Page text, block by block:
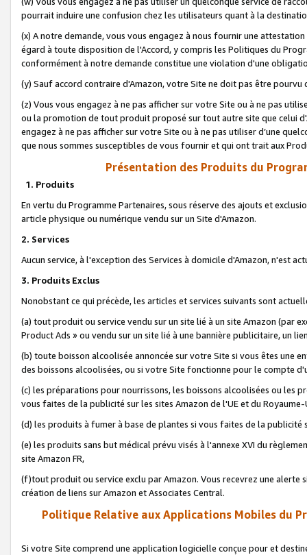
pourrait induire une confusion chez les utilisateurs quant à la
(x) A notre demande, vous vous engagez à nous fournir une
égard à toute disposition de l'Accord, y compris les Politiques du
conformément à notre demande constitue une violation d'une
(y) Sauf accord contraire d'Amazon, votre Site ne doit pas être
(z) Vous vous engagez à ne pas afficher sur votre Site ou à ne pas
ou la promotion de tout produit proposé sur tout autre site que celui
engagez à ne pas afficher sur votre Site ou à ne pas utiliser d’une
que nous sommes susceptibles de vous fournir et qui ont trait aux
Présentation des Produits du
1. Produits
En vertu du Programme Partenaires, sous réserve des ajouts et
article physique ou numérique vendu sur un Site d'Amazon.
2. Services
Aucun service, à l'exception des Services à domicile d'Amazon, n'est
3. Produits Exclus
Nonobstant ce qui précède, les articles et services suivants sont
(a) tout produit ou service vendu sur un site lié à un site Amazon (par
Product Ads » ou vendu sur un site lié à une bannière publicitaire, un
(b) toute boisson alcoolisée annoncée sur votre Site si vous êtes une
des boissons alcoolisées, ou si votre Site fonctionne pour le compte
(c) les préparations pour nourrissons, les boissons alcoolisées ou les
vous faites de la publicité sur les sites Amazon de l'UE et du Royaume-
(d) les produits à fumer à base de plantes si vous faites de la publicité
(e) les produits sans but médical prévu visés à l'annexe XVI du
site Amazon FR,
(f)tout produit ou service exclu par Amazon. Vous recevrez une alerte
création de liens sur Amazon et Associates Central.
Politique Relative aux Applications Mobiles du
Si votre Site comprend une application logicielle conçue pour et